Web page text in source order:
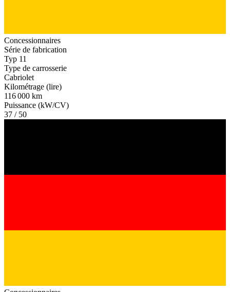
Concessionnaires
Série de fabrication
Typ 11
Type de carrosserie
Cabriolet
Kilométrage (lire)
116 000 km
Puissance (kW/CV)
37 / 50